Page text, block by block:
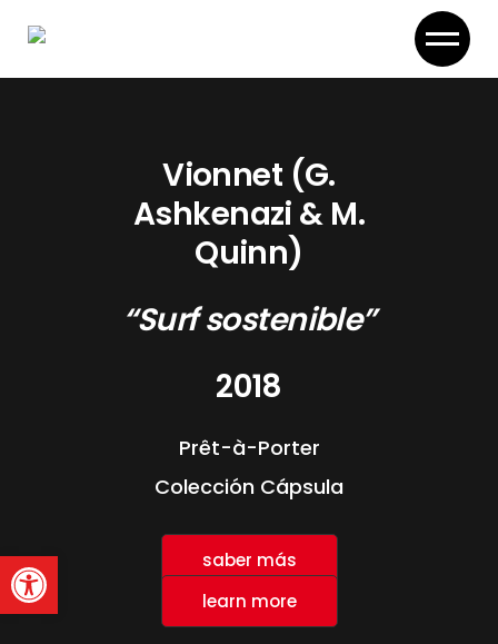
Vionnet (G.
Ashkenazi & M.
Quinn)
“Surf sostenible”
2018
Prêt-à-Porter
Colección Cápsula
saber más
learn more
Abrir barra de